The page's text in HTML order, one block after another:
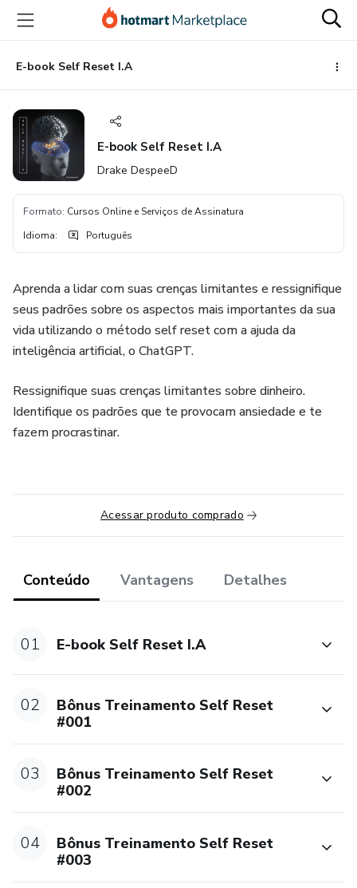
para
conteúdo
principal
para
pagamento
para
rodapé
E-book Self Reset I.A
E-book Self Reset I.A
Drake DespeeD
Formato: Cursos Online e Serviços de Assinatura
Idioma: Português
Aprenda a lidar com suas crenças limitantes e ressignifique
seus padrões sobre os aspectos mais importantes da sua
vida utilizando o método self reset com a ajuda da
inteligência artificial, o ChatGPT.
Ressignifique suas crenças limitantes sobre dinheiro.
Identifique os padrões que te provocam ansiedade e te
fazem procrastinar.
Acessar produto comprado
Conteúdo Vantagens Detalhes
01 E-book Self Reset I.A
02
Bônus Treinamento Self Reset
#001
03
Bônus Treinamento Self Reset
#002
04
Bônus Treinamento Self Reset
#003